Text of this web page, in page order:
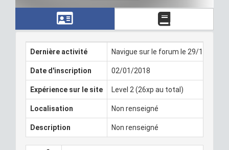
Dernière activité Navigue sur le forum le 29/11/2018
Date d'inscription 02/01/2018
Expérience sur le site Level 2 (26xp au total)
Localisation Non renseigné
Description Non renseigné